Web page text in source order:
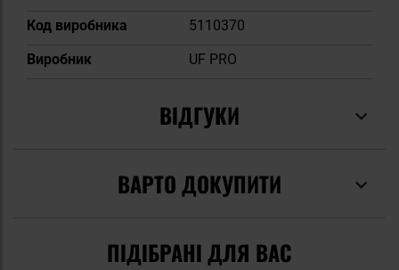
Код виробника
5110370
Виробник
UF PRO
ВІДГУКИ
ВАРТО ДОКУПИТИ
ПІДІБРАНІ ДЛЯ ВАС